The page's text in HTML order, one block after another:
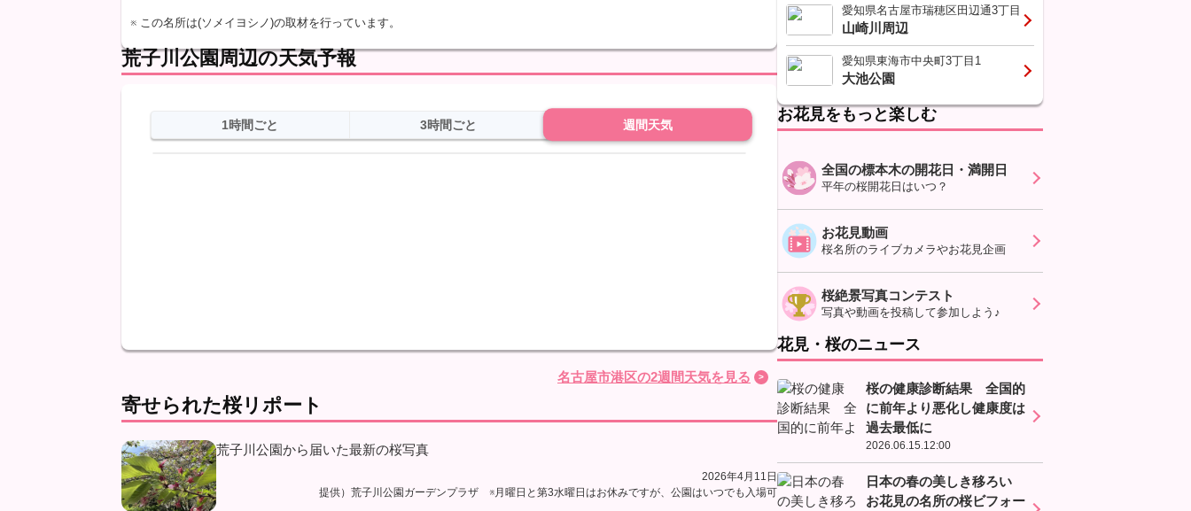
※ この名所は(ソメイヨシノ)の取材を行っています。
荒子川公園周辺の天気予報
1時間ごと 3時間ごと 週間天気
名古屋市港区の2週間天気を見る
寄せられた桜リポート
荒子川公園から届いた最新の桜写真
2026年4月11日
提供）荒子川公園ガーデンプラザ ※月曜日と第3水曜日はお休みですが、公園はいつでも入場可
愛知県名古屋市瑞穂区田辺通3丁目他
山崎川周辺
愛知県東海市中央町3丁目1
大池公園
お花見をもっと楽しむ
全国の標本木の開花日・満開日
平年の桜開花日はいつ？
お花見動画
桜名所のライブカメラやお花見企画
桜絶景写真コンテスト
写真や動画を投稿して参加しよう♪
花見・桜のニュース
桜の健康診断結果 全国的
に前年より悪化し健康度は
過去最低に
2026.06.15.12:00
日本の春の美しき移ろい
お花見の名所の桜ビフォー